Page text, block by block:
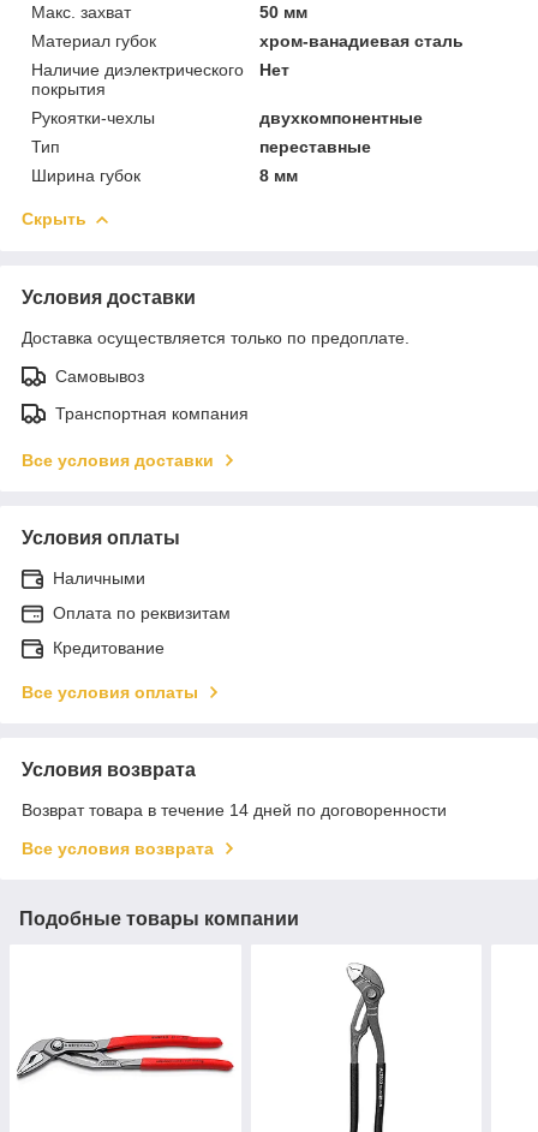
Макс. захват
50 мм
Материал губок
хром-ванадиевая сталь
Наличие диэлектрического
покрытия
Нет
Рукоятки-чехлы
двухкомпонентные
Тип
переставные
Ширина губок
8 мм
Скрыть
Условия доставки
Доставка осуществляется только по предоплате.
Самовывоз
Транспортная компания
Все условия доставки
Условия оплаты
Наличными
Оплата по реквизитам
Кредитование
Все условия оплаты
Условия возврата
Возврат товара в течение 14 дней по договоренности
Все условия возврата
Подобные товары компании